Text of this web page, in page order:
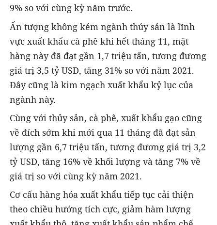
9% so với cùng kỳ năm trước.
Ấn tượng không kém ngành thủy sản là lĩnh
vực xuất khẩu cà phê khi hết tháng 11, mặt
hàng này đã đạt gần 1,7 triệu tấn, tương đương
giá trị 3,5 tỷ USD, tăng 31% so với năm 2021.
Đây cũng là kim ngạch xuất khẩu kỷ lục của
ngành này.
Cùng với thủy sản, cà phê, xuất khẩu gạo cũng
về đích sớm khi mới qua 11 tháng đã đạt sản
lượng gần 6,7 triệu tấn, tương đương giá trị 3,2
tỷ USD, tăng 16% về khối lượng và tăng 7% về
giá trị so với cùng kỳ năm 2021.
Cơ cấu hàng hóa xuất khẩu tiếp tục cải thiện
theo chiều hướng tích cực, giảm hàm lượng